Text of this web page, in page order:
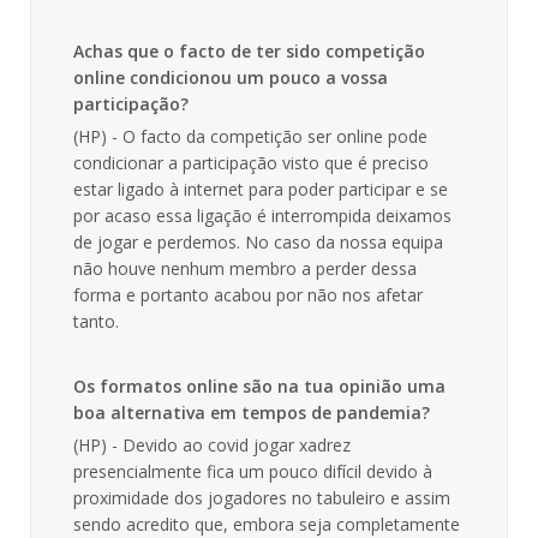
Achas que o facto de ter sido competição
online condicionou um pouco a vossa
participação?
(HP) - O facto da competição ser online pode
condicionar a participação visto que é preciso
estar ligado à internet para poder participar e se
por acaso essa ligação é interrompida deixamos
de jogar e perdemos. No caso da nossa equipa
não houve nenhum membro a perder dessa
forma e portanto acabou por não nos afetar
tanto.
Os formatos online são na tua opinião uma
boa alternativa em tempos de pandemia?
(HP) - Devido ao covid jogar xadrez
presencialmente fica um pouco difícil devido à
proximidade dos jogadores no tabuleiro e assim
sendo acredito que, embora seja completamente